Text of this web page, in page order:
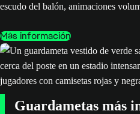
escudo del balón, animaciones
Más información
Guardametas más